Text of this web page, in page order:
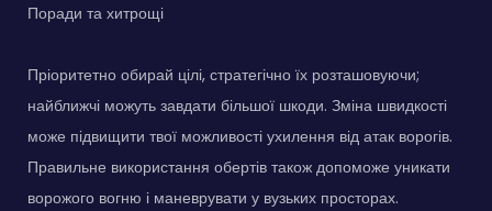
Поради та хитрощі
Пріоритетно обирай цілі, стратегічно їх розташовуючи;
найближчі можуть завдати більшої шкоди. Зміна швидкості
може підвищити твої можливості ухилення від атак ворогів.
Правильне використання обертів також допоможе уникати
ворожого вогню і маневрувати у вузьких просторах.